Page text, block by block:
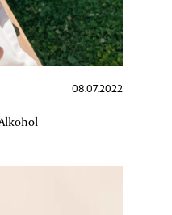
08.07.2022